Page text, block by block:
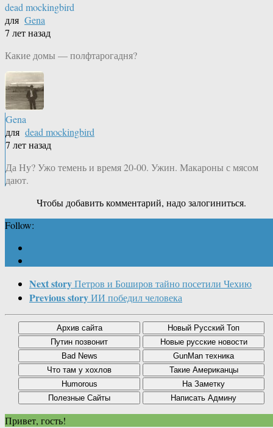
dead mockingbird
для Gena
7 лет назад
Какие домы — полфтарогадня?
Gena
для dead mockingbird
7 лет назад
Да Ну? Ужо темень и время 20-00. Ужин. Макароны с мясом
дают.
Чтобы добавить комментарий, надо залогиниться.
Follow:
Next storyПетров и Боширов тайно посетили Чехию
Previous storyИИ победил человека
Привет, гость!